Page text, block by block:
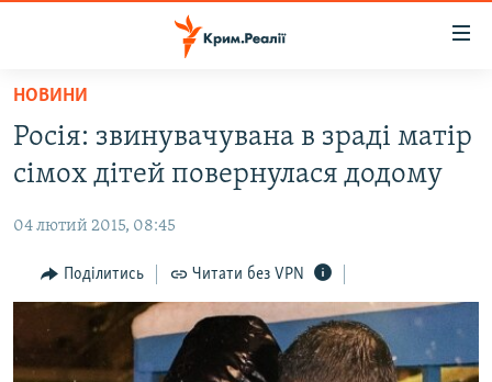
Перейти
основного
матеріалу
до
навігації
Перейти
до
пошуку
ПОЛІТИКА
БЛОГИ
НОВИНИ
Росія: звинувачувана в зраді матір
сімох дітей повернулася додому
04 лютий 2015, 08:45
Поділитись Читати без VPN